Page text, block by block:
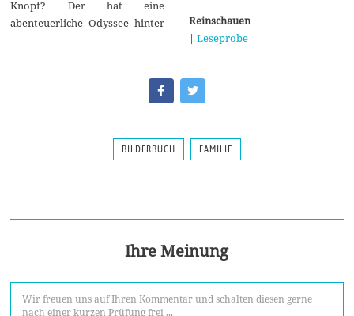
Knopf? Der hat eine
abenteuerliche Odyssee hinter
Reinschauen
| Leseprobe
BILDERBUCH FAMILIE
Ihre Meinung